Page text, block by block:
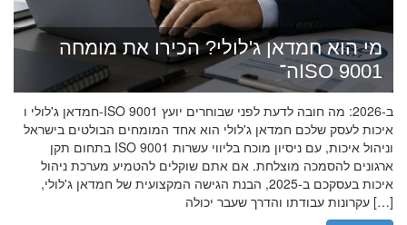
מי הוא חמדאן ג'לולי? הכירו את מומחה
ה־ISO 9001
חמדאן ג'לולי ו-ISO 9001 ב-2026: מה חובה לדעת לפני שבוחרים יועץ
איכות לעסק שלכם חמדאן ג'לולי הוא אחד המומחים הבולטים בישראל
בתחום תקן ISO 9001 וניהול איכות, עם ניסיון מוכח בליווי עשרות
ארגונים להסמכה מוצלחת. אם אתם שוקלים להטמיע מערכת ניהול
איכות בעסקכם ב-2025, הבנת הגישה המקצועית של חמדאן ג'לולי,
עקרונות עבודתו והדרך שעבר יכולה […]